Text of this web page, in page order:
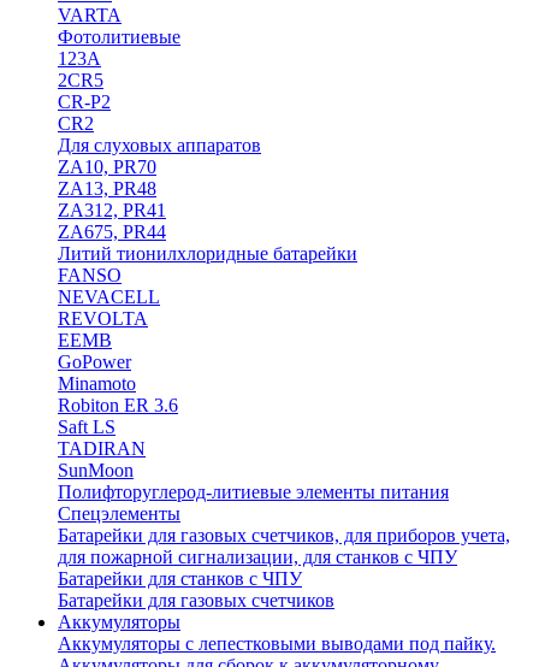
VARTA
Фотолитиевые
123A
2CR5
CR-P2
CR2
Для слуховых аппаратов
ZA10, PR70
ZA13, PR48
ZA312, PR41
ZA675, PR44
Литий тионилхлоридные батарейки
FANSO
NEVACELL
REVOLTA
EEMB
GoPower
Minamoto
Robiton ER 3.6
Saft LS
TADIRAN
SunMoon
Полифторуглерод-литиевые элементы питания
Спецэлементы
Батарейки для газовых счетчиков, для приборов учета,
для пожарной сигнализации, для станков с ЧПУ
Батарейки для станков с ЧПУ
Батарейки для газовых счетчиков
Аккумуляторы
Аккумуляторы с лепестковыми выводами под пайку.